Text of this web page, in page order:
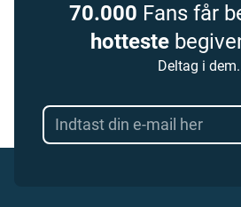
70.000 Fans får
hotteste
Deltag i dem.